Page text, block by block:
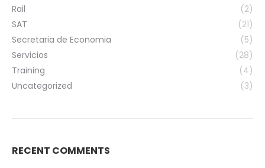
Rail
(2)
SAT
(21)
Secretaria de Economia
(5)
Servicios
(28)
Training
(4)
Uncategorized
(3)
RECENT COMMENTS